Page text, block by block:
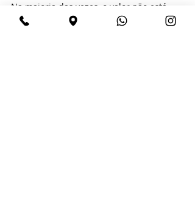
Na maioria das vezes, o valor não está
apenas no exame que deixou de ser